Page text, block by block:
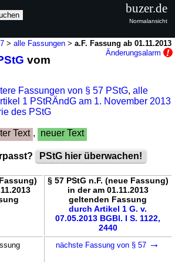
>alle Fassungen >a.F. Fassung ab 01.11.2013
Änderungsalarm
vom
Fassungen von § 57 PStG,alle
1 PStRÄndG am 1. November 2013
des PStG
Text , neuer Text
PStG hier überwachen!
§ 57 PStG n.F. (neue Fassung)
in der am 01.11.2013
geltenden Fassung
durch Artikel 1 G. v.
07.05.2013 BGBl. I S. 1122,
2440
nächste Fassung von § 57 →
buzer.de
Normalansicht